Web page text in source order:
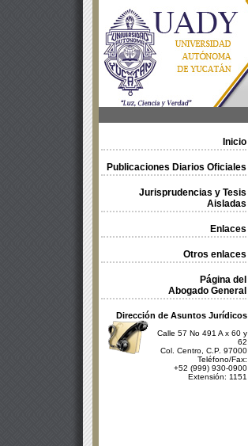
Inicio
Publicaciones Diarios Oficiales
Jurisprudencias y Tesis
Aisladas
Enlaces
Otros enlaces
Página del
Abogado General
Dirección de Asuntos Jurídicos
Calle 57 No 491 A x 60 y
62
Col. Centro, C.P. 97000
Teléfono/Fax:
+52 (999) 930-0900
Extensión: 1151